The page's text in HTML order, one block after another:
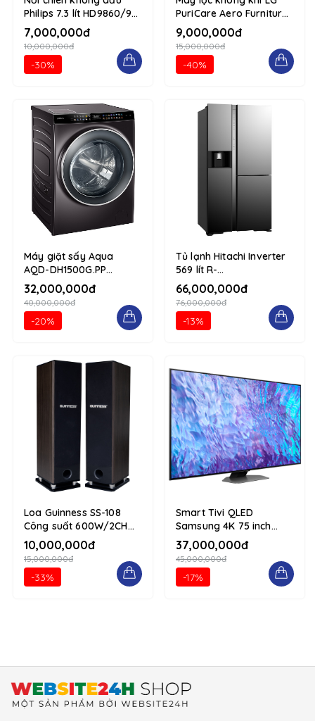
Philips 7.3 lít HD9860/90
1234 d-flex flex-column
7,000,000đ
10,000,000đ
-30%
PuriCare Aero Furniture
AS20GPYU0 Vàng 1234
d-flex flex-column
9,000,000đ
15,000,000đ
-40%
Máy giặt sấy Aqua
AQD-DH1500G.PP
15/10kg 1234 d-flex flex-
column
32,000,000đ
40,000,000đ
-20%
Tủ lạnh Hitachi Inverter
569 lít R-
MY800GVGV0(MIR) 1234
d-flex flex-column
66,000,000đ
76,000,000đ
-13%
Loa Guinness SS-108
Công suất 600W/2CH
tái hiện âm thanh chân
thực 1234 d-flex flex-
column
10,000,000đ
15,000,000đ
-33%
Smart Tivi QLED
Samsung 4K 75 inch
QA75Q80CAKXXV 1234
d-flex flex-column
37,000,000đ
45,000,000đ
-17%